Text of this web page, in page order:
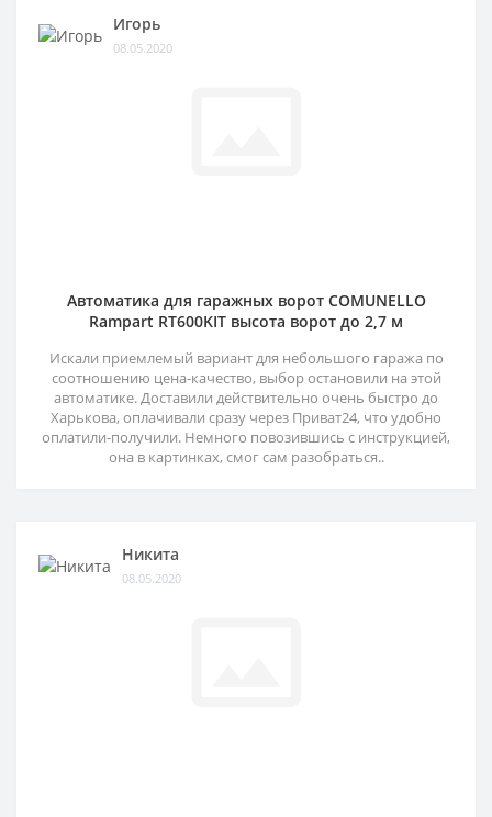
Игорь
08.05.2020
Автоматика для гаражных ворот COMUNELLO
Rampart RT600KIT высота ворот до 2,7 м
Искали приемлемый вариант для небольшого гаража по
соотношению цена-качество, выбор остановили на этой
автоматике. Доставили действительно очень быстро до
Харькова, оплачивали сразу через Приват24, что удобно
оплатили-получили. Немного повозившись с инструкцией,
она в картинках, смог сам разобраться..
Никита
08.05.2020